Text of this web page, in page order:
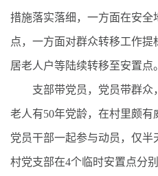
措施落实落细，一方面在安全
点，一方面对群众转移工作
居老人户等陆续转移至安置点。
支部带党员，党员带群众
老人有50年党龄，在村里颇
党员干部一起参与动员，仅半
村党支部在4个临时安置点分